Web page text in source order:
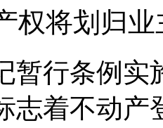
权将划归
暂行条例
志着不动产